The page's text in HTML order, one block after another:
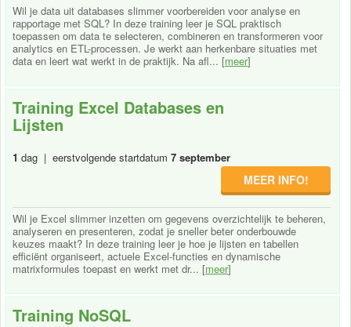
Wil je data uit databases slimmer voorbereiden voor analyse en
rapportage met SQL? In deze training leer je SQL praktisch
toepassen om data te selecteren, combineren en transformeren voor
analytics en ETL-processen. Je werkt aan herkenbare situaties met
data en leert wat werkt in de praktijk. Na afl... [meer]
Training Excel Databases en
Lijsten
1 dag | eerstvolgende startdatum 7 september
MEER INFO!
Wil je Excel slimmer inzetten om gegevens overzichtelijk te beheren,
analyseren en presenteren, zodat je sneller beter onderbouwde
keuzes maakt? In deze training leer je hoe je lijsten en tabellen
efficiënt organiseert, actuele Excel-functies en dynamische
matrixformules toepast en werkt met dr... [meer]
Training NoSQL